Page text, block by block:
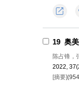
19 奥
陈占锋，
2022,
[摘要](954